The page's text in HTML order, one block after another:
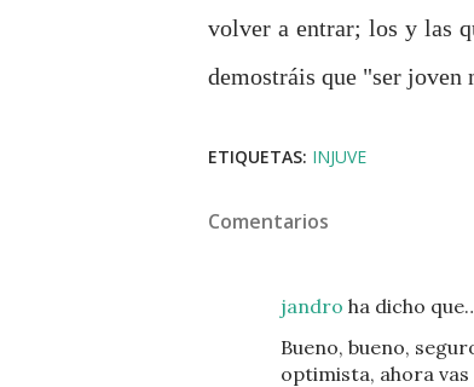
volver a entrar; los y las
demostráis que "ser joven
ETIQUETAS: INJUVE
Comentarios
jandro ha dicho
Bueno, bueno,
optimista, ahora